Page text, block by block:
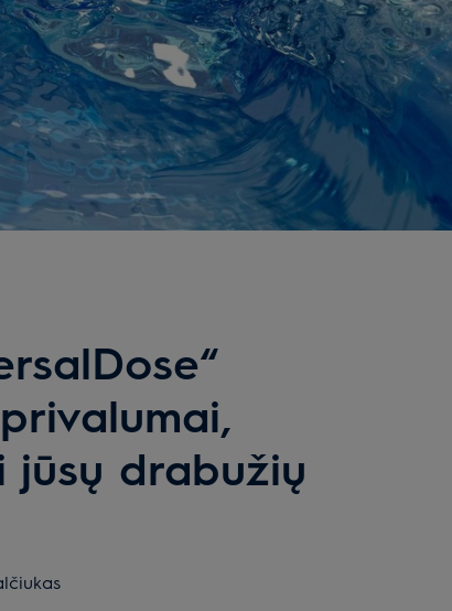
jūsų drabužių